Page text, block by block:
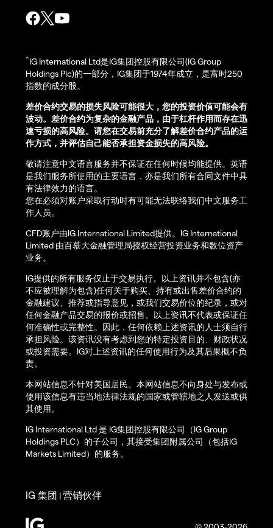
^IG International Ltd是IG集团控股有限公司(IG Group
Holdings Plc)的一部分，IG集团于1974年成立，是富时250
指数的成分股。
差价合约交易的损失风险可能很大，您的投资价值可能会有
波动。差价合约为复杂的金融产品，由于杠杆作用而存在迅
速亏损的高风险。请您在交易前充分了解差价合约产品的运
作方式，并评估自己能否承担资金损失的高风险。
敬请注意中文语言服务并不保证在任何时候均能提供。英语
是我们服务所使用的主要语言，亦是我们所有合同文件中具
有法律效力的语言。
您在必须对账户采取行动时有可能无法联络我们中文服务工
作人员。
CFD账户由IG International Limited提供。IG International
Limited 由百慕大金融管理局授权经营投资业务和数位资产
业务。
IG提供的所有服务仅止于交易执行。以上资讯并不包含(亦
不应被理解为包含)任何关于购买、持有或出售差价合约的
金融建议、推荐或指导意见，或我们交易价位的纪录，或对
任何金融产品交易的报价或招售。以上资讯不代表或保证任
何准确性或完整性。因此，任何依赖上述资讯的人士须自行
承担风险。该资讯没有考虑到您的特定投资目的、财政状况
或投资需要。IG对上述资讯的任何使用行为及其后果概不负
责。
本网站信息不针对美国居民。本网站信息不向身处与发布或
使用该信息有违当地法律法规的国家或管辖地之人发送或供
其使用。
IG International Ltd 是 IG集团控股有限公司（IG Group
Holdings PLC）的子公司，其接受集团附属公司（包括IG
Markets Limited）的服务。
IG 集团 |营销伙伴